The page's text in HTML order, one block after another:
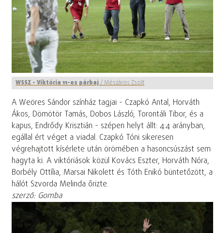
WSSZ - Viktória 11-es párbaj/Mészáros Zsolt
A Weöres Sándor színház tagjai - Czapkó Antal, Horváth
Ákos, Dömötör Tamás, Dobos László, Torontáli Tibor, és a
kapus, Endrődy Krisztián - szépen helyt állt: 4:4 arányban,
egállal ért véget a viadal. Czapkó Tóni sikeresen
végrehajtott kísérlete után örömében a hasoncsúszást sem
hagyta ki. A viktóriások közül Kovács Eszter, Horváth Nóra,
Borbély Ottília, Marsai Nikolett és Tóth Enikó büntetőzött, a
hálót Szvorda Melinda őrizte.
szerző: Gomba